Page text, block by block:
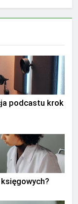
podcastu krok